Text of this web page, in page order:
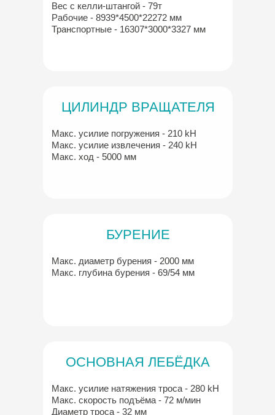
ЦИЛИНДР ВРАЩАТЕЛЯ
Макс. усилие погружения - 210 kH
Макс. усилие извлечения - 240 kH
Макс. ход - 5000 мм
ОСНОВНАЯ ЛЕБЁДКА
Макс. усилие натяжения троса - 280 kH
Макс. скорость подъёма - 72 м/мин
Диаметр троса - 32 мм
БУРЕНИЕ
Макс. диаметр бурения - 2000 мм
Макс. глубина бурения - 69/54 мм
Вес с келли-штангой - 79т
Рабочие - 8939*4500*22272 мм
Транспортные - 16307*3000*3327 мм